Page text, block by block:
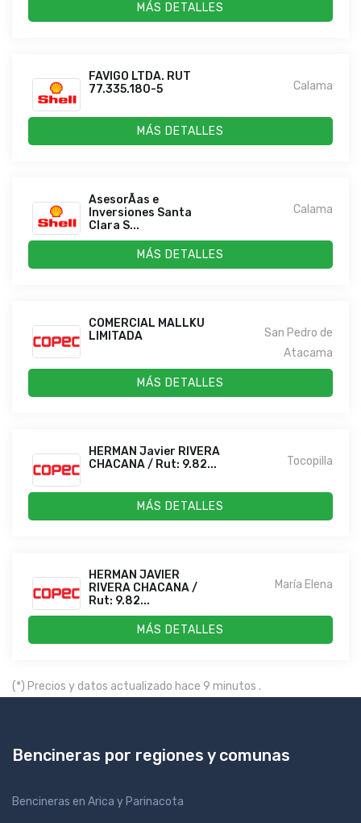
MÁS DETALLES
FAVIGO LTDA. RUT
77.335.180-5
Calama
MÁS DETALLES
AsesorÃ­as e
Inversiones Santa
Clara S...
Calama
MÁS DETALLES
COMERCIAL MALLKU
LIMITADA
San Pedro de
Atacama
MÁS DETALLES
HERMAN Javier RIVERA
CHACANA / Rut: 9.82...
Tocopilla
MÁS DETALLES
HERMAN JAVIER
RIVERA CHACANA /
Rut: 9.82...
María Elena
MÁS DETALLES
(*) Precios y datos actualizado hace 9 minutos .
Bencineras por regiones y comunas
Bencineras en Arica y Parinacota